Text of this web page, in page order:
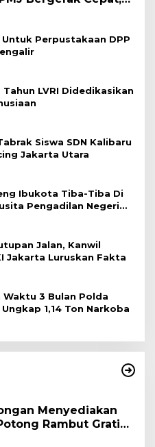
Secara
Perpustakaan DPP
LVRI Didedikasikan
Siswa SDN Kalibaru
Jakarta Utara
Ibukota Tiba-Tiba Di
Pengadilan Negeri
Cacat Hukum Sejak
Jalan, Kanwil
Jakarta Luruskan Fakta
Waktu 3 Bulan Polda
1,14 Ton Narkoba
Menyediakan
Rambut Gratis